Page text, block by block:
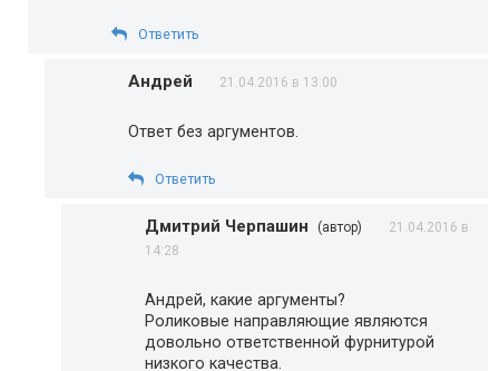
Ответить
Андрей 21.04.2016 в 13:00
Ответ без аргументов.
Ответить
Дмитрий Черпашин (автор)
21.04.2016 в
14:28
Андрей, какие аргументы?
Роликовые направляющие являются
довольно ответственной фурнитурой
низкого качества.